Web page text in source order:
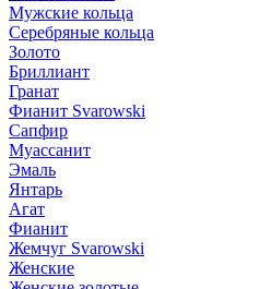
Мужские кольца
Серебряные кольца
Золото
Бриллиант
Гранат
Фианит Svarowski
Сапфир
Муассанит
Эмаль
Янтарь
Агат
Фианит
Жемчуг Svarowski
Женские